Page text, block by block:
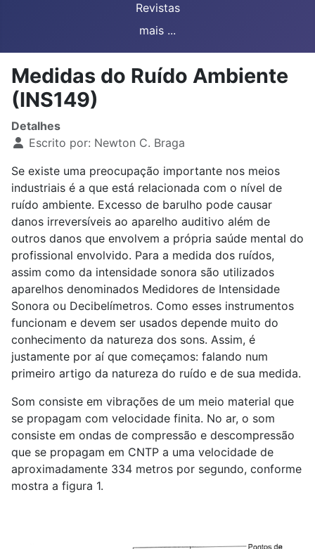
Revistas
mais ...
Medidas do Ruído Ambiente
(INS149)
Detalhes
Escrito por: Newton C. Braga
Se existe uma preocupação importante nos meios
industriais é a que está relacionada com o nível de
ruído ambiente. Excesso de barulho pode causar
danos irreversíveis ao aparelho auditivo além de
outros danos que envolvem a própria saúde mental do
profissional envolvido. Para a medida dos ruídos,
assim como da intensidade sonora são utilizados
aparelhos denominados Medidores de Intensidade
Sonora ou Decibelímetros. Como esses instrumentos
funcionam e devem ser usados depende muito do
conhecimento da natureza dos sons. Assim, é
justamente por aí que começamos: falando num
primeiro artigo da natureza do ruído e de sua medida.
Som consiste em vibrações de um meio material que
se propagam com velocidade finita. No ar, o som
consiste em ondas de compressão e descompressão
que se propagam em CNTP a uma velocidade de
aproximadamente 334 metros por segundo, conforme
mostra a figura 1.